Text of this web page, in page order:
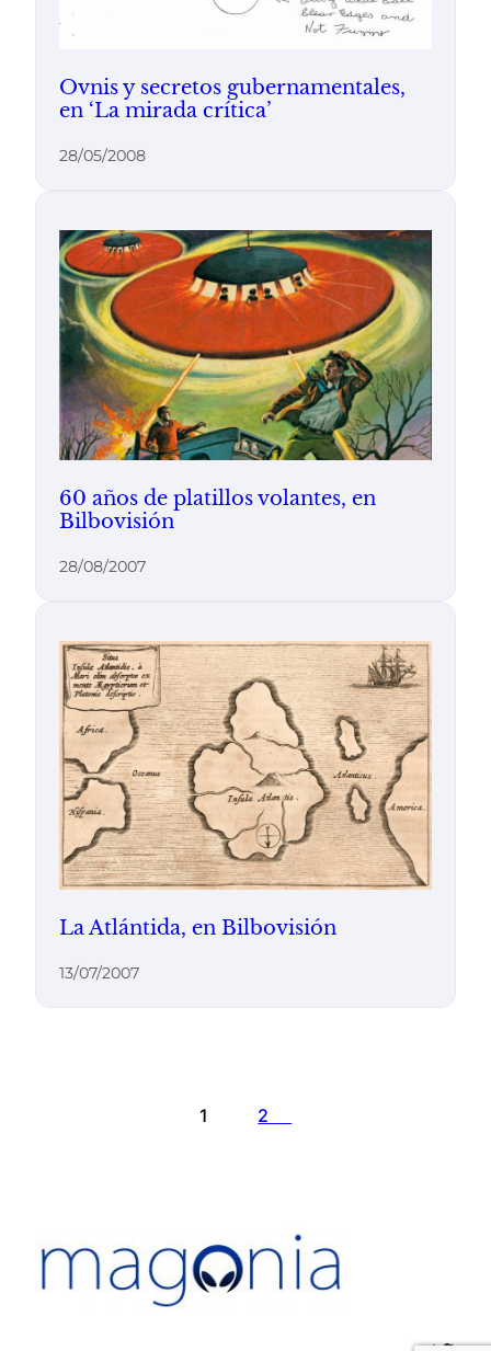
Ovnis y secretos gubernamentales,
en ‘La mirada crítica’
28/05/2008
60 años de platillos volantes, en
Bilbovisión
28/08/2007
La Atlántida, en Bilbovisión
13/07/2007
1 2